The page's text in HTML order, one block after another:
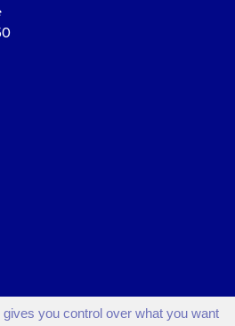
you control over what you want